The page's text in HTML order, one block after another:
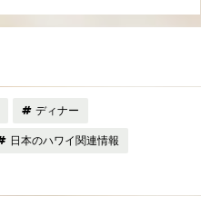
ディナー
日本のハワイ関連情報